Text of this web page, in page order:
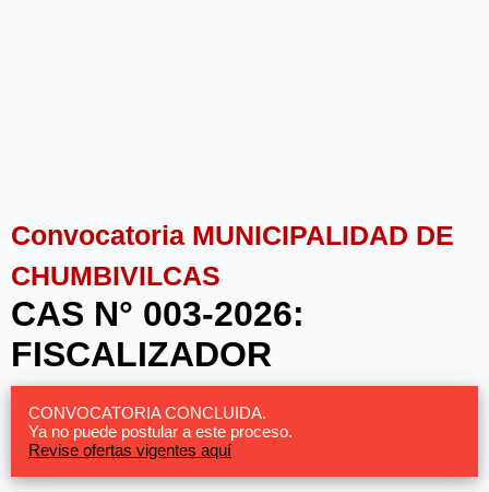
Convocatoria MUNICIPALIDAD DE
CHUMBIVILCAS
CAS N° 003-2026:
FISCALIZADOR
CONVOCATORIA CONCLUIDA.
Ya no puede postular a este proceso.
Revise ofertas vigentes aquí